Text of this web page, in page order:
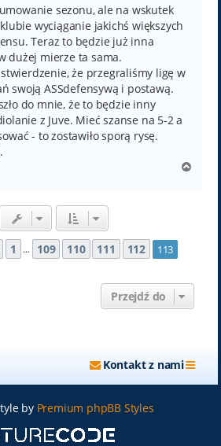
sezonu, ale na wskutek
wyciąganie jakichś większych
Teraz to będzie już inna
dużej mierze ta sama.
że przegraliśmy ligę w
swoją ASSdefensywą i postawą.
do mnie, że to będzie inny
z Juve. Mieć szanse na 5-2 a
- to zostawiło sporą rysę.
113 z113
Poprzednia
1 … 109 110 111 112 113
Przejdź do
Kontakt z nami
by Premium phpBB Styles